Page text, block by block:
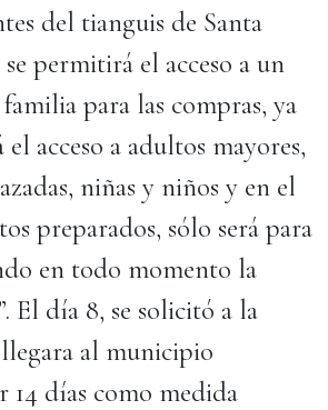
del tianguis de Santa
permitirá el acceso a un
para las compras, ya
acceso a adultos mayores,
niñas y niños y en el
preparados, sólo será para
en todo momento la
El día 8, se solicitó a la
al municipio
14 días como medida